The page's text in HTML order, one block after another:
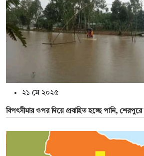
২১ মে ২০২৫
বিপৎসীমার ওপর দিয়ে প্রবাহিত হচ্ছে পানি, শেরপুরে